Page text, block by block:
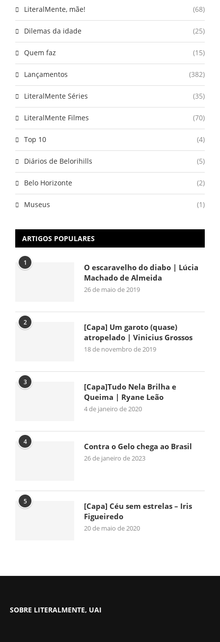
LiteralMente, mãe! (68)
Dilemas da idade (25)
Quem faz (15)
Lançamentos (382)
LiteralMente Séries (35)
LiteralMente Filmes (70)
Top 10 (4)
Diários de Belorihills (5)
Belo Horizonte (2)
Museus (1)
ARTIGOS POPULARES
1
O escaravelho do diabo | Lúcia
Machado de Almeida
26 de maio de 2019
2
[Capa] Um garoto (quase)
atropelado | Vinicius Grossos
18 de novembro de 2019
3
[Capa]Tudo Nela Brilha e
Queima | Ryane Leão
4 de janeiro de 2020
4 Contra o Gelo chega ao Brasil
26 de janeiro de 2023
5
[Capa] Céu sem estrelas – Iris
Figueiredo
20 de maio de 2020
SOBRE LITERALMENTE, UAI